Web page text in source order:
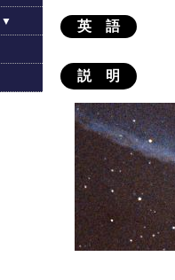
英 語
説 明